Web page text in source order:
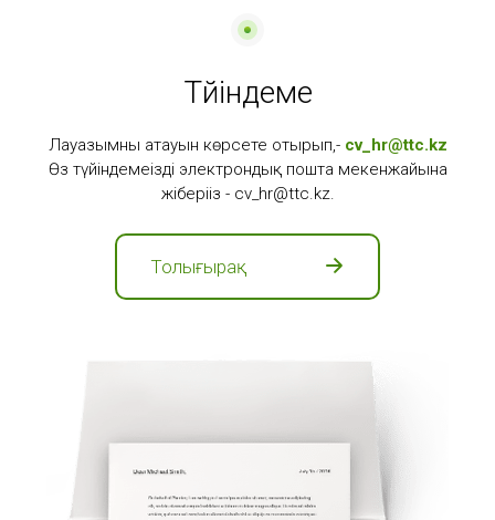
Түйіндеме
Лауазымның атауын көрсете отырып,- cv_hr@ttc.kz
Өз түйіндемеңізді электрондық пошта мекенжайына
жіберіңіз - cv_hr@ttc.kz.
Толығырақ